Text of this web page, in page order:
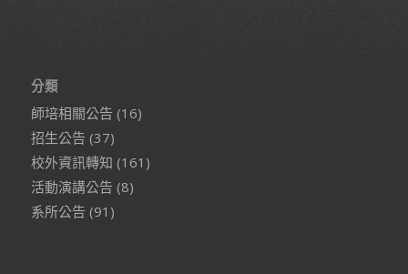
分類
師培相關公告 (16)
招生公告 (37)
校外資訊轉知 (161)
活動演講公告 (8)
系所公告 (91)